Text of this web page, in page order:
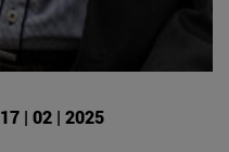
17 | 02 | 2025